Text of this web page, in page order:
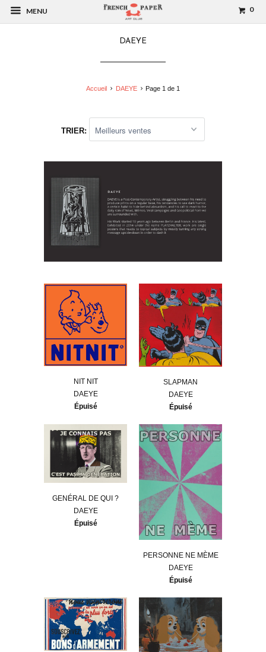
MENU 0
DAEYE
Accueil DAEYE Page 1 de 1
TRIER:
NIT NIT
DAEYE
Épuisé
SLAPMAN
DAEYE
Épuisé
GENÉRAL DE QUI ?
DAEYE
Épuisé
PERSONNE NE MÈME
DAEYE
Épuisé